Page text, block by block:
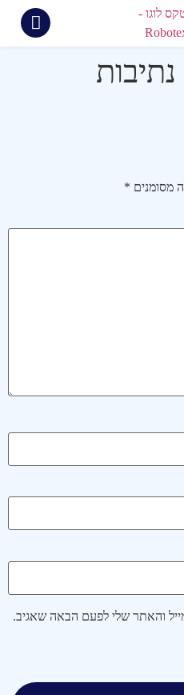
מסומנים *
והאתר שלי לפעם הבאה שאגיב.